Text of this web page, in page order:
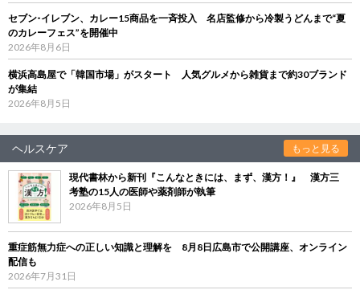
セブン‐イレブン、カレー15商品を一斉投入 名店監修から冷製うどんまで“夏
のカレーフェス”を開催中
2026年8月6日
横浜高島屋で「韓国市場」がスタート 人気グルメから雑貨まで約30ブランド
が集結
2026年8月5日
ヘルスケア もっと見る
現代書林から新刊『こんなときには、まず、漢方！』 漢方三
考塾の15人の医師や薬剤師が執筆
2026年8月5日
重症筋無力症への正しい知識と理解を 8月8日広島市で公開講座、オンライン
配信も
2026年7月31日